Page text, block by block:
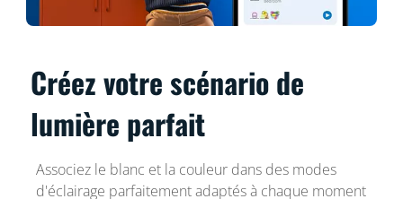
Créez votre scénario de
lumière parfait
Associez le blanc et la couleur dans des modes
d'éclairage parfaitement adaptés à chaque moment